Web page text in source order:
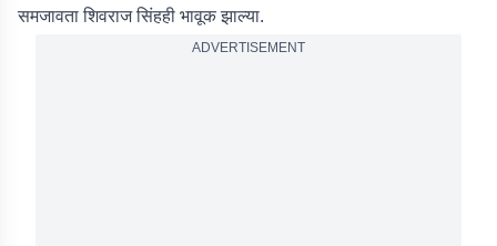
समजावता शिवराज सिंहही भावूक झाल्या.
ADVERTISEMENT